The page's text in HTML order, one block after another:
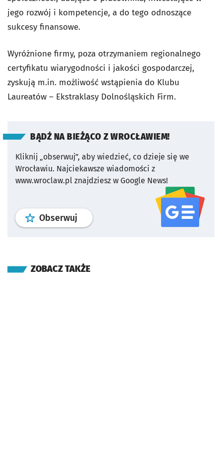
jego rozwój i kompetencje, a do tego odnoszące
sukcesy finansowe.
Wyróżnione firmy, poza otrzymaniem regionalnego
certyfikatu wiarygodności i jakości gospodarczej,
zyskują m.in. możliwość wstąpienia do Klubu
Laureatów – Ekstraklasy Dolnośląskich Firm.
BĄDŹ NA BIEŻĄCO Z WROCŁAWIEM!
Kliknij „obserwuj”, aby wiedzieć, co dzieje się we
Wrocławiu. Najciekawsze wiadomości z
www.wroclaw.pl znajdziesz w Google News!
Obserwuj profil serwisu
ZOBACZ TAKŻE